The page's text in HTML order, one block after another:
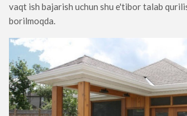
vaqt ish bajarish uchun shu e'tibor talab
borilmoqda.